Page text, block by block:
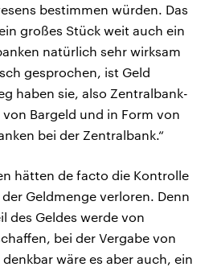
bestimmen würden. Das
großes Stück weit auch ein
natürlich sehr wirksam
gesprochen, ist Geld
haben sie, also Zentralbank-
Bargeld und in Form von
bei der Zentralbank.“
hätten de facto die Kontrolle
Geldmenge verloren. Denn
des Geldes werde von
bei der Vergabe von
wäre es aber auch, ein